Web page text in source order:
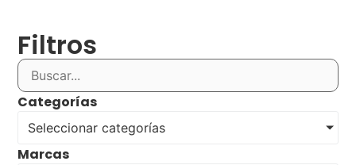
Filtros
Categorías
Seleccionar categorías
Marcas